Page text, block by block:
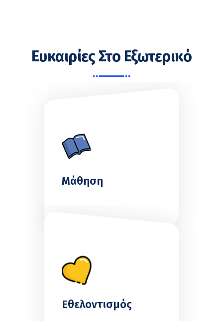
Ευκαιρίες Στο Εξωτερικό
Μάθηση
Εθελοντισμός